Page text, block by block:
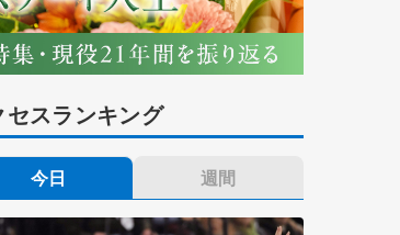
セスランキング
今日 週間